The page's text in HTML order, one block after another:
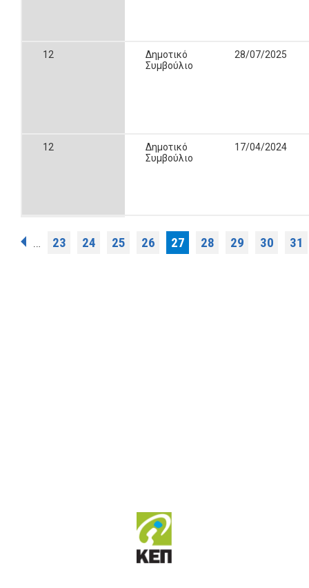
12
Δημοτικό
Συμβούλιο
28/07/2025
12
Δημοτικό
Συμβούλιο
17/04/2024
Σελίδες
… 23 24 25 26 27 28 29 30 31